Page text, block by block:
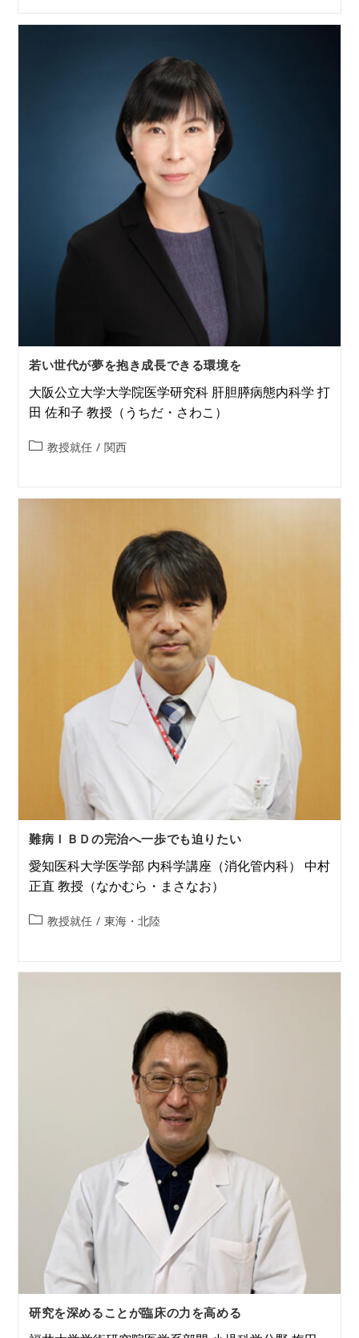
若い世代が夢を抱き成長できる環境を
大阪公立大学大学院医学研究科 肝胆膵病態内科学 打
田 佐和子 教授（うちだ・さわこ）
教授就任 / 関西
難病ＩＢＤの完治へ一歩でも迫りたい
愛知医科大学医学部 内科学講座（消化管内科） 中村
正直 教授（なかむら・まさなお）
教授就任 / 東海・北陸
研究を深めることが臨床の力を高める